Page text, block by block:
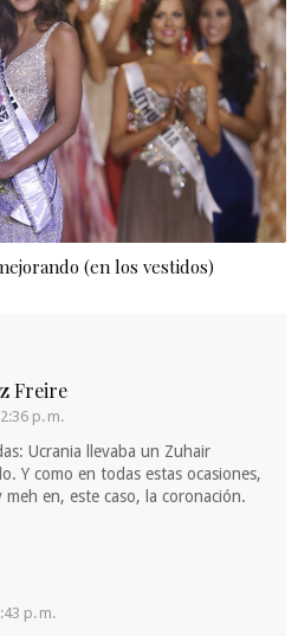
(en los vestidos)
Freire
p. m.
Ucrania llevaba un Zuhair
Y como en todas estas ocasiones,
meh en, este caso, la coronación.
p. m.